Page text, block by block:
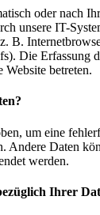
oder nach
unsere IT-
B.
Die Erfassung
Website betreten.
um eine
Andere Daten
werden.
Ihrer